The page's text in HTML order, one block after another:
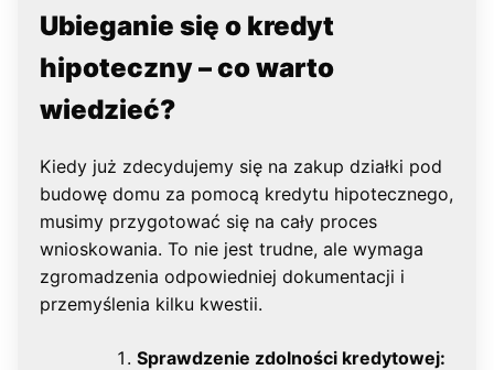
Ubieganie się o kredyt
hipoteczny – co warto
wiedzieć?
Kiedy już zdecydujemy się na zakup działki pod
budowę domu za pomocą kredytu hipotecznego,
musimy przygotować się na cały proces
wnioskowania. To nie jest trudne, ale wymaga
zgromadzenia odpowiedniej dokumentacji i
przemyślenia kilku kwestii.
Sprawdzenie zdolności kredytowej: